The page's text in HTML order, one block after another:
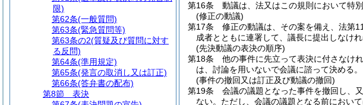
第16条
動議は、法又はこの規則において特
(修正の動議)
第17条
修正の動議は、その案を備え、法第
成者とともに連署して、議長に提出しなけれ
(先決動議の表決の順序)
第18条
他の事件に先立って表決に付さなけ
は、討論を用いないで会議に諮って決める。
(事件の撤回又は訂正及び動議の撤回)
第19条
会議の議題となった事件を撤回し、
ない。 ただし、会議の議題となる前におい
限)
第62条(一般質問)
第63条(緊急質問等)
第63条の2(質疑及び質問に対す
る反問)
第64条(準用規定)
第65条(発言の取消し又は訂正)
第66条(答弁書の配布)
第8節
表決